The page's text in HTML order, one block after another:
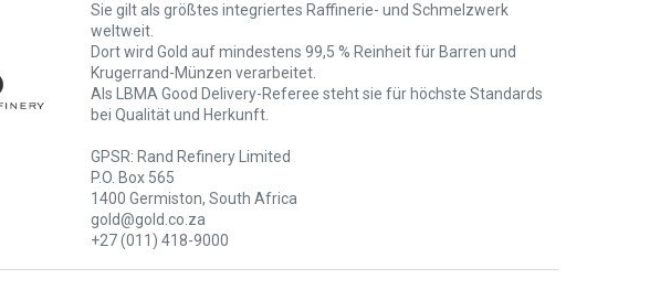
Sie gilt als größtes integriertes Raffinerie- und Schmelzwerk
weltweit.
Dort wird Gold auf mindestens 99,5 % Reinheit für Barren und
Krugerrand-Münzen verarbeitet.
Als LBMA Good Delivery-Referee steht sie für höchste Standards
bei Qualität und Herkunft.
GPSR: Rand Refinery Limited
P.O. Box 565
1400 Germiston, South Africa
gold@gold.co.za
+27 (011) 418-9000